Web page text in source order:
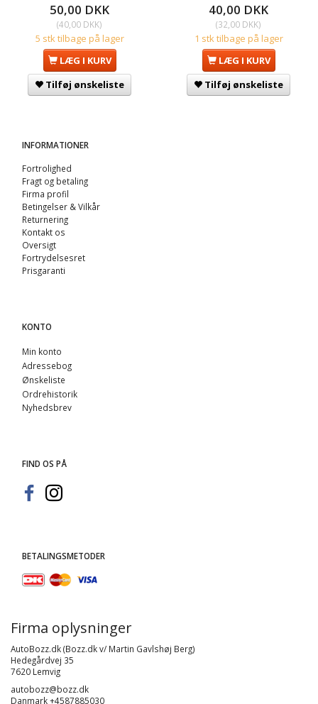
50,00 DKK
(40,00 DKK)
5 stk tilbage på lager
LÆG I KURV
Tilføj ønskeliste
40,00 DKK
(32,00 DKK)
1 stk tilbage på lager
LÆG I KURV
Tilføj ønskeliste
INFORMATIONER
Fortrolighed
Fragt og betaling
Firma profil
Betingelser & Vilkår
Returnering
Kontakt os
Oversigt
Fortrydelsesret
Prisgaranti
KONTO
Min konto
Adressebog
Ønskeliste
Ordrehistorik
Nyhedsbrev
FIND OS PÅ
BETALINGSMETODER
Firma oplysninger
AutoBozz.dk (Bozz.dk v/ Martin Gavlshøj Berg)
Hedegårdvej 35
7620 Lemvig
autobozz@bozz.dk
Danmark +4587885030